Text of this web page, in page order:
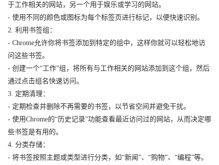
于工作相关的网站，另一个用于娱乐或学习的网站。
- 使用不同的颜色或图标为每个标签页进行标记，以便快速识别。
2. 利用书签组：
- Chrome允许你将书签添加到特定的组中，这样你就可以轻松地访
问这些书签。
- 创建一个“工作”组，将所有与工作相关的网站添加到这个组，然后
通过点击组名快速访问。
3. 定期清理：
- 定期检查并删除不再需要的书签，以节省空间并避免干扰。
- 使用Chrome的“历史记录”功能查看最近访问过的网站，从而决定哪
些书签是有用的。
4. 分类存储：
- 将书签按照主题或类型进行分类，如“新闻”、“购物”、“编程”等。